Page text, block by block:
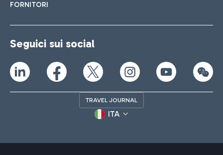
FORNITORI
Seguici sui social
TRAVEL JOURNAL
ITA